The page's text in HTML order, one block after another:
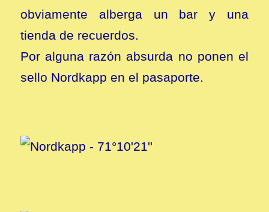
obviamente alberga un bar y una
tienda de recuerdos.
Por alguna razón absurda no ponen el
sello Nordkapp en el pasaporte.